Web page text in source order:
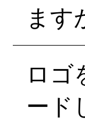
ます
ロゴ
ード